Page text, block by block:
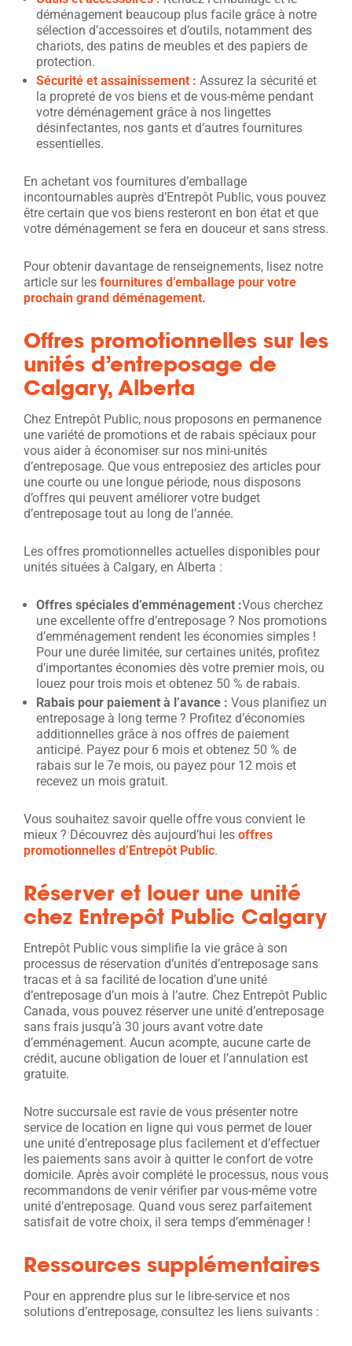
déménagement beaucoup plus facile grâce à notre
sélection d’accessoires et d’outils, notamment des
chariots, des patins de meubles et des papiers de
protection.
Sécurité et assainissement : Assurez la sécurité et
la propreté de vos biens et de vous-même pendant
votre déménagement grâce à nos lingettes
désinfectantes, nos gants et d’autres fournitures
essentielles.
En achetant vos fournitures d’emballage
incontournables auprès d’Entrepôt Public, vous pouvez
être certain que vos biens resteront en bon état et que
votre déménagement se fera en douceur et sans stress.
Pour obtenir davantage de renseignements, lisez notre
article sur les fournitures d’emballage pour votre
prochain grand déménagement.
Offres promotionnelles sur les
unités d’entreposage de
Calgary, Alberta
Chez Entrepôt Public, nous proposons en permanence
une variété de promotions et de rabais spéciaux pour
vous aider à économiser sur nos mini-unités
d’entreposage. Que vous entreposiez des articles pour
une courte ou une longue période, nous disposons
d’offres qui peuvent améliorer votre budget
d’entreposage tout au long de l’année.
Les offres promotionnelles actuelles disponibles pour
unités situées à Calgary, en Alberta :
Offres spéciales d’emménagement :Vous cherchez
une excellente offre d’entreposage ? Nos promotions
d’emménagement rendent les économies simples !
Pour une durée limitée, sur certaines unités, profitez
d’importantes économies dès votre premier mois, ou
louez pour trois mois et obtenez 50 % de rabais.
Rabais pour paiement à l’avance : Vous planifiez un
entreposage à long terme ? Profitez d’économies
additionnelles grâce à nos offres de paiement
anticipé. Payez pour 6 mois et obtenez 50 % de
rabais sur le 7e mois, ou payez pour 12 mois et
recevez un mois gratuit.
Vous souhaitez savoir quelle offre vous convient le
mieux ? Découvrez dès aujourd’hui les offres
promotionnelles d’Entrepôt Public.
Réserver et louer une unité
chez Entrepôt Public Calgary
Entrepôt Public vous simplifie la vie grâce à son
processus de réservation d’unités d’entreposage sans
tracas et à sa facilité de location d’une unité
d’entreposage d’un mois à l’autre. Chez Entrepôt Public
Canada, vous pouvez réserver une unité d’entreposage
sans frais jusqu’à 30 jours avant votre date
d’emménagement. Aucun acompte, aucune carte de
crédit, aucune obligation de louer et l’annulation est
gratuite.
Notre succursale est ravie de vous présenter notre
service de location en ligne qui vous permet de louer
une unité d’entreposage plus facilement et d’effectuer
les paiements sans avoir à quitter le confort de votre
domicile. Après avoir complété le processus, nous vous
recommandons de venir vérifier par vous-même votre
unité d’entreposage. Quand vous serez parfaitement
satisfait de votre choix, il sera temps d’emménager !
Ressources supplémentaires
Pour en apprendre plus sur le libre-service et nos
solutions d’entreposage, consultez les liens suivants :